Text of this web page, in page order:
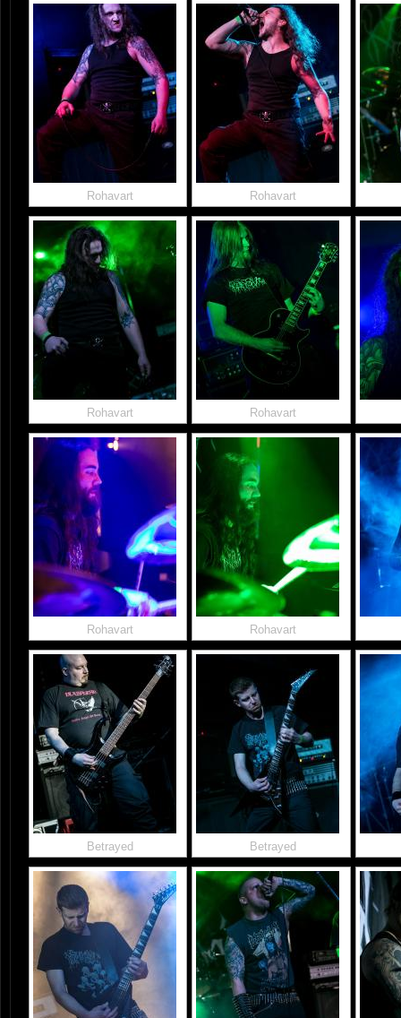
Rohavart Rohavart
Rohavart Rohavart
Rohavart Rohavart
Betrayed Betrayed